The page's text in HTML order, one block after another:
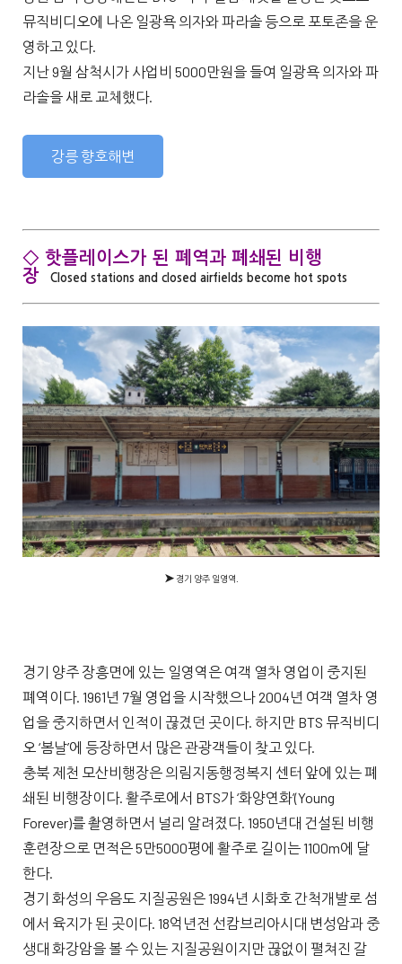
뮤직비디오에 나온 일광욕 의자와 파라솔 등으로 포토존을 운
영하고 있다.
지난 9월 삼척시가 사업비 5000만원을 들여 일광욕 의자와 파
라솔을 새로 교체했다.
강릉 향호해변
◇ 핫플레이스가 된 폐역과 폐쇄된 비행
장
Closed stations and closed airfields become hot spots
➤경기 양주 일영역.
경기 양주 장흥면에 있는 일영역은 여객 열차 영업이 중지된
폐역이다. 1961년 7월 영업을 시작했으나 2004년 여객 열차 영
업을 중지하면서 인적이 끊겼던 곳이다. 하지만 BTS 뮤직비디
오 ‘봄날’에 등장하면서 많은 관광객들이 찾고 있다.
충북 제천 모산비행장은 의림지동행정복지 센터 앞에 있는 폐
쇄된 비행장이다. 활주로에서 BTS가 ‘화양연화’(Young
Forever)를 촬영하면서 널리 알려졌다. 1950년대 건설된 비행
훈련장으로 면적은 5만5000평에 활주로 길이는 1100m에 달
한다.
경기 화성의 우음도 지질공원은 1994년 시화호 간척개발로 섬
에서 육지가 된 곳이다. 18억년전 선캄브리아시대 변성암과 중
생대 화강암을 볼 수 있는 지질공원이지만 끊없이 펼쳐진 갈